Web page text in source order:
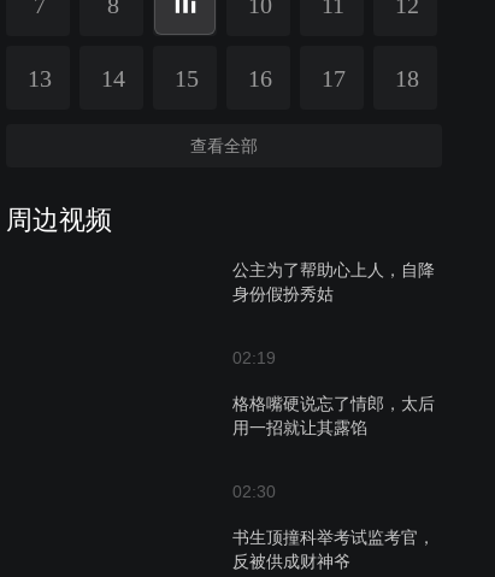
13 14 15 16 17 18
查看全部
周边视频
公主为了帮助心上人，自降
身份假扮秀姑
02:19
格格嘴硬说忘了情郎，太后
用一招就让其露馅
02:30
书生顶撞科举考试监考官，
反被供成财神爷